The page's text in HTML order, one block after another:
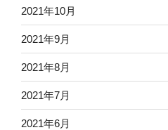
2021年10月
2021年9月
2021年8月
2021年7月
2021年6月